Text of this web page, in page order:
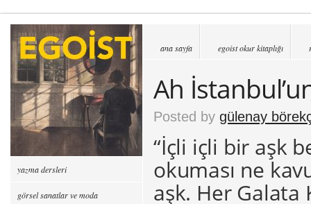
ana sayfa egoist okur kitaplığı
Ah
Posted by gülenay
“İçli içli bir aşk
okuması ne
aşk. Her Galata
yazma dersleri
görsel sanatlar ve moda